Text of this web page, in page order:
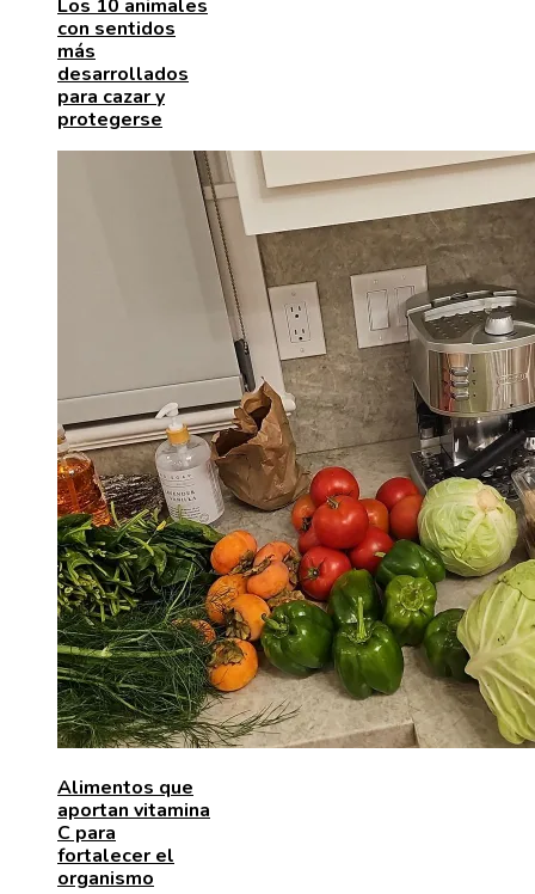
Los 10 animales
con sentidos
más
desarrollados
para cazar y
protegerse
Alimentos que
aportan vitamina
C para
fortalecer el
organismo